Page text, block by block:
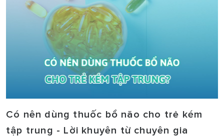
Có nên dùng thuốc bổ não cho trẻ kém
tập trung - Lời khuyên từ chuyên gia